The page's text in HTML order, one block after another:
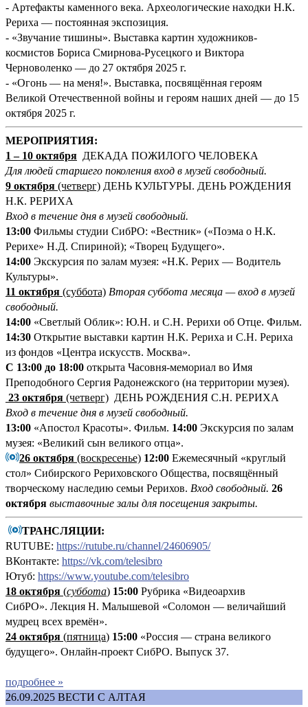
- Артефакты каменного века. Археологические находки Н.К.
Рериха — постоянная экспозиция.
- «Звучание тишины». Выставка картин художников-
космистов Бориса Смирнова-Русецкого и Виктора
Черноволенко — до 27 октября 2025 г.
- «Огонь — на меня!». Выставка, посвящённая героям
Великой Отечественной войны и героям наших дней — до 15
октября 2025 г.
МЕРОПРИЯТИЯ:
1–10 октября ДЕКАДА ПОЖИЛОГО ЧЕЛОВЕКА
Для людей старшего поколения вход в музей свободный.
9 октября (четверг) ДЕНЬ КУЛЬТУРЫ. ДЕНЬ РОЖДЕНИЯ
Н.К. РЕРИХА
Вход в течение дня в музей свободный.
13:00 Фильмы студии СибРО: «Вестник» («Поэма о Н.К.
Рерихе» Н.Д. Спириной); «Творец Будущего».
14:00 Экскурсия по залам музея: «Н.К. Рерих — Водитель
Культуры».
11 октября (суббота) Вторая суббота месяца — вход в музей
свободный.
14:00 «Светлый Облик»: Ю.Н. и С.Н. Рерихи об Отце. Фильм.
14:30 Открытие выставки картин Н.К. Рериха и С.Н. Рериха
из фондов «Центра искусств. Москва».
С 13:00 до 18:00 открыта Часовня-мемориал во Имя
Преподобного Сергия Радонежского (на территории музея).
23 октября (четверг) ДЕНЬ РОЖДЕНИЯ С.Н. РЕРИХА
Вход в течение дня в музей свободный.
13:00 «Апостол Красоты». Фильм. 14:00 Экскурсия по залам
музея: «Великий сын великого отца».
26 октября (воскресенье) 12:00 Ежемесячный «круглый
стол» Сибирского Рериховского Общества, посвящённый
творческому наследию семьи Рерихов. Вход свободный. 26
октября выставочные залы для посещения закрыты.
ТРАНСЛЯЦИИ:
RUTUBE: https://rutube.ru/channel/24606905/
ВКонтакте: https://vk.com/telesibro
Ютуб: https://www.youtube.com/telesibro
18 октября (суббота) 15:00 Рубрика «Видеоархив
СибРО». Лекция Н. Малышевой «Соломон — величайший
мудрец всех времён».
24 октября (пятница) 15:00 «Россия — страна великого
будущего». Онлайн-проект СибРО. Выпуск 37.
подробнее »
26.09.2025 ВЕСТИ С АЛТАЯ